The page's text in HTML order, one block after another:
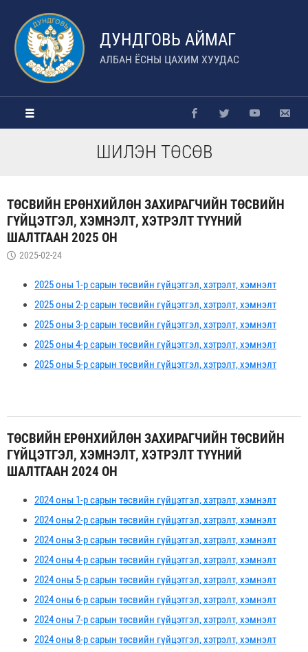
ДУНДГОВЬ АЙМАГ
АЛБАН ЁСНЫ ЦАХИМ ХУУДАС
ШИЛЭН ТӨСӨВ
ТӨСВИЙН ЕРӨНХИЙЛӨН ЗАХИРАГЧИЙН ТӨСВИЙН
ГҮЙЦЭТГЭЛ, ХЭМНЭЛТ, ХЭТРЭЛТ ТҮҮНИЙ
ШАЛТГААН 2025 ОН
2025-02-24
2025 оны 1-р сарын төсвийн гүйцэтгэл, хэтрэлт, хэмнэлт
2025 оны 2-р сарын төсвийн гүйцэтгэл, хэтрэлт, хэмнэлт
2025 оны 3-р сарын төсвийн гүйцэтгэл, хэтрэлт, хэмнэлт
2025 оны 4-р сарын төсвийн гүйцэтгэл, хэтрэлт, хэмнэлт
2025 оны 5-р сарын төсвийн гүйцэтгэл, хэтрэлт, хэмнэлт
ТӨСВИЙН ЕРӨНХИЙЛӨН ЗАХИРАГЧИЙН ТӨСВИЙН
ГҮЙЦЭТГЭЛ, ХЭМНЭЛТ, ХЭТРЭЛТ ТҮҮНИЙ
ШАЛТГААН 2024 ОН
2024 оны 1-р сарын төсвийн гүйцэтгэл, хэтрэлт, хэмнэлт
2024 оны 2-р сарын төсвийн гүйцэтгэл, хэтрэлт, хэмнэлт
2024 оны 3-р сарын төсвийн гүйцэтгэл, хэтрэлт, хэмнэлт
2024 оны 4-р сарын төсвийн гүйцэтгэл, хэтрэлт, хэмнэлт
2024 оны 5-р сарын төсвийн гүйцэтгэл, хэтрэлт, хэмнэлт
2024 оны 6-р сарын төсвийн гүйцэтгэл, хэтрэлт, хэмнэлт
2024 оны 7-р сарын төсвийн гүйцэтгэл, хэтрэлт, хэмнэлт
2024 оны 8-р сарын төсвийн гүйцэтгэл, хэтрэлт, хэмнэлт